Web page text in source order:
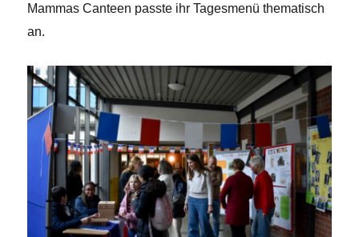
Mammas Canteen passte ihr Tagesmenü thematisch
an.